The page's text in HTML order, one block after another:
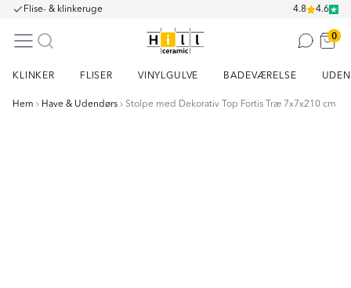
Flise- & klinkeruge 4.8 4.6
0
KLINKER FLISER VINYLGULVE BADEVÆRELSE
Hem Have & Udendørs Stolpe med Dekorativ Top Fortis Træ 7x7x210 cm